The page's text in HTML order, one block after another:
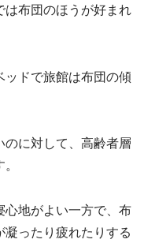
は布団のほうが好まれ
ドで旅館は布団の傾
のに対して、高齢者層
心地がよい一方で、布
凝ったり疲れたりする